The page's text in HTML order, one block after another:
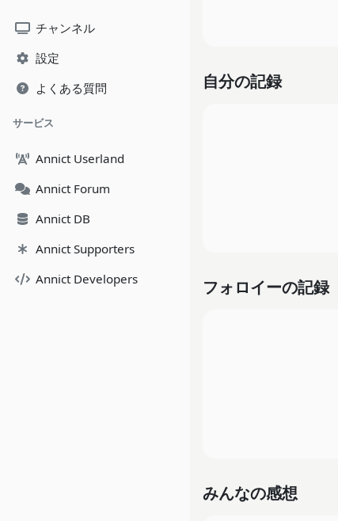
チャンネル
設定
よくある質問
サービス
Annict Userland
Annict Forum
Annict DB
Annict Supporters
Annict Developers
自分の記録
フォロイーの記録
みんなの感想